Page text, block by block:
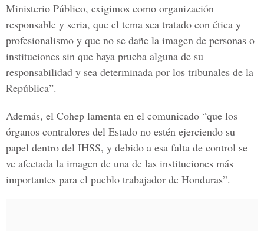
Ministerio Público, exigimos como organización
responsable y seria, que el tema sea tratado con ética y
profesionalismo y que no se dañe la imagen de personas o
instituciones sin que haya prueba alguna de su
responsabilidad y sea determinada por los tribunales de la
República”.
Además, el Cohep lamenta en el comunicado “que los
órganos contralores del Estado no estén ejerciendo su
papel dentro del IHSS, y debido a esa falta de control se
ve afectada la imagen de una de las instituciones más
importantes para el pueblo trabajador de Honduras”.